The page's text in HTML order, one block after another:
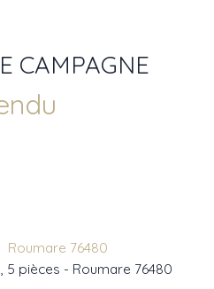
CAMPAGNE
Roumare 76480
5 pièces - Roumare 76480